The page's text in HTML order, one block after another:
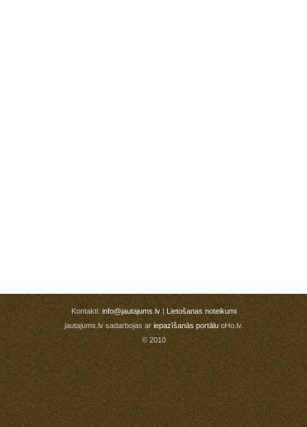
Kontakti:info@jautajums.lv|Lietošanas noteikumi
jautajums.lv sadarbojas ariepazīšanās portāluoHo.lv.
© 2010